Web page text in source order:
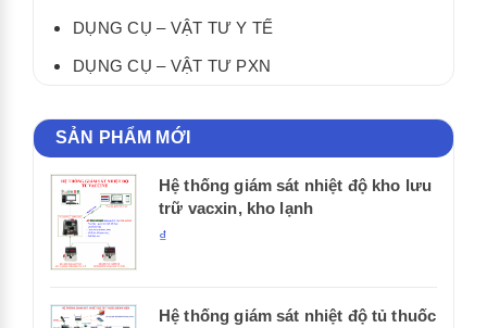
DỤNG CỤ – VẬT TƯ Y TẾ
DỤNG CỤ – VẬT TƯ PXN
SẢN PHẨM MỚI
Hệ thống giám sát nhiệt độ kho lưu
trữ vacxin, kho lạnh
₫
Hệ thống giám sát nhiệt độ tủ thuốc